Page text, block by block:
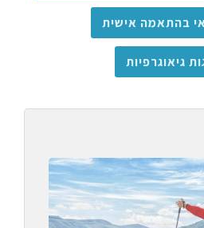
בהתאמה אישית
גיאוגרפיות